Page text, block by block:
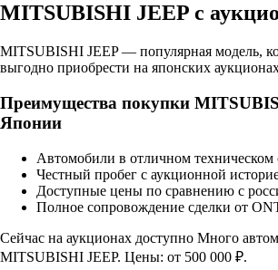
MITSUBISHI JEEP с
MITSUBISHI JEEP — популярная модель,
выгодно приобрести на японских
Преимущества покупки
Японии
Автомобили в отличном техническом
Честный пробег с аукционной
Доступные цены по сравнению с
Полное сопровождение сделки от
Сейчас на аукционах доступно Много
MITSUBISHI JEEP. Цены: от 500 000 ₽.